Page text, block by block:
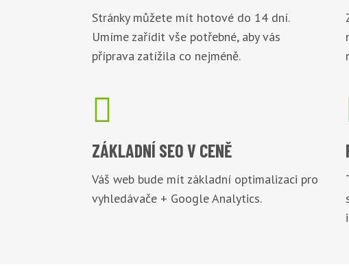
Stránky můžete mít hotové do 14 dní.
Umíme zařídit vše potřebné, aby vás
příprava zatížila co nejméně.

ZÁKLADNÍ SEO V CENĚ
Váš web bude mít základní optimalizaci pro
vyhledávače + Google Analytics.